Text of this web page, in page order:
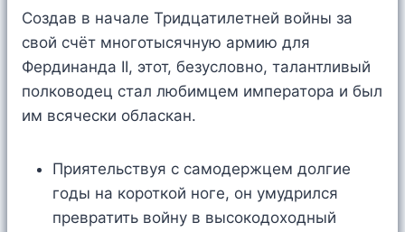
Создав в начале Тридцатилетней войны за
свой счёт многотысячную армию для
Фердинанда II, этот, безусловно, талантливый
полководец стал любимцем императора и был
им всячески обласкан.
Приятельствуя с самодержцем долгие
годы на короткой ноге, он умудрился
превратить войну в высокодоходный